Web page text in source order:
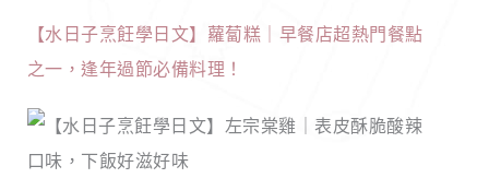
【水日子烹飪學日文】蘿蔔糕｜早餐店超熱門餐點
之一，逢年過節必備料理！